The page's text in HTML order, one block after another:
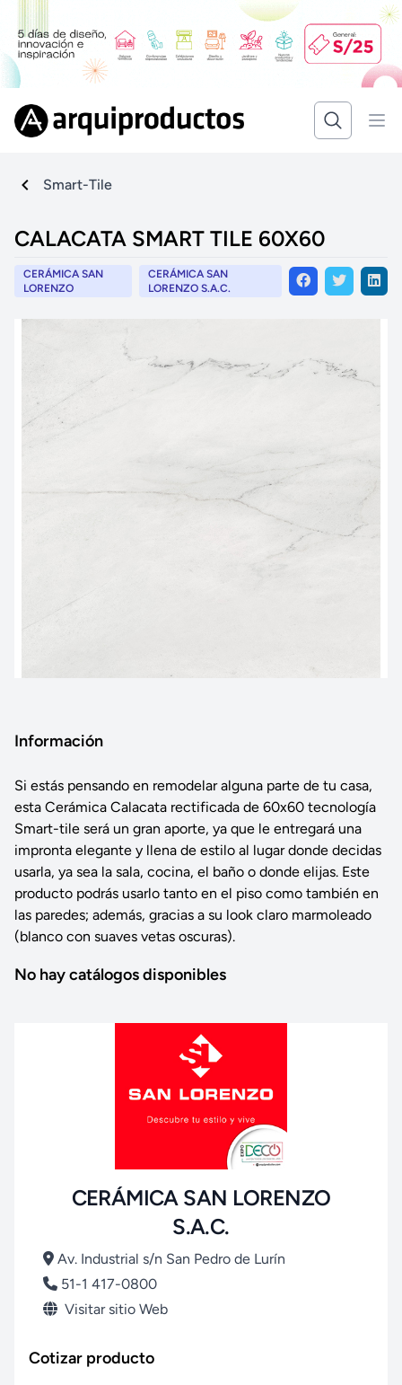
Smart-Tile
CALACATA SMART TILE 60X60
CERÁMICA SAN
LORENZO
CERÁMICA SAN
LORENZO S.A.C.
Información
Si estás pensando en remodelar alguna parte de tu casa,
esta Cerámica Calacata rectificada de 60x60 tecnología
Smart-tile será un gran aporte, ya que le entregará una
impronta elegante y llena de estilo al lugar donde decidas
usarla, ya sea la sala, cocina, el baño o donde elijas. Este
producto podrás usarlo tanto en el piso como también en
las paredes; además, gracias a su look claro marmoleado
(blanco con suaves vetas oscuras).
No hay catálogos disponibles
CERÁMICA SAN LORENZO
S.A.C.
Av. Industrial s/n San Pedro de Lurín
51-1 417-0800
Visitar sitio Web
Cotizar producto